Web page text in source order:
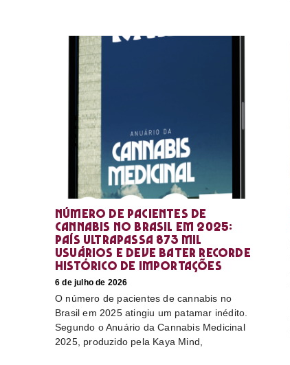
Número de pacientes de
cannabis no Brasil em 2025:
país ultrapassa 873 mil
usuários e deve bater recorde
histórico de importações
6 de julho de 2026
O número de pacientes de cannabis no
Brasil em 2025 atingiu um patamar inédito.
Segundo o Anuário da Cannabis Medicinal
2025, produzido pela Kaya Mind,